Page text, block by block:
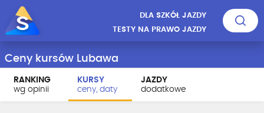
DLA SZKÓŁ JAZDY
TESTY NA PRAWO JAZDY
Ceny kursów Lubawa
RANKING
wg opinii
KURSY
ceny, daty
JAZDY
dodatkowe